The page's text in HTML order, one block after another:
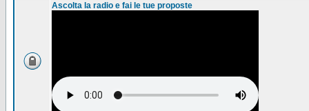
Ascolta la radio e fai le tue proposte